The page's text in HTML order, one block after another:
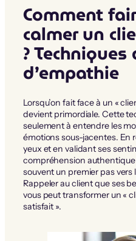
Comment
calmer un
? Techniques
d’empathie
Lorsqu’on fait face à un «
devient primordiale. Cette
seulement à entendre les
émotions sous-jacentes. En
yeux et en validant ses
compréhension authentique
souvent un premier pas vers
Rappeler au client que ses
vous peut transformer un «
satisfait ».